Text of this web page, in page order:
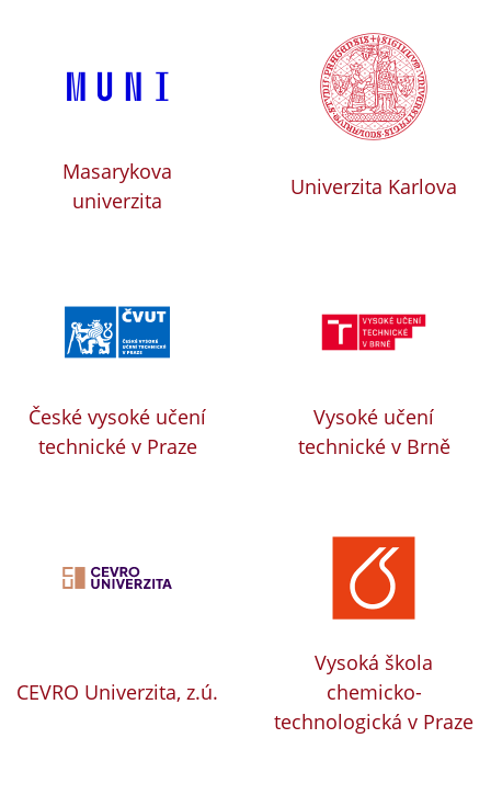
Masarykova
univerzita
Univerzita Karlova
České vysoké učení
technické v Praze
Vysoké učení
technické v Brně
CEVRO Univerzita, z.ú.
Vysoká škola
chemicko-
technologická v Praze